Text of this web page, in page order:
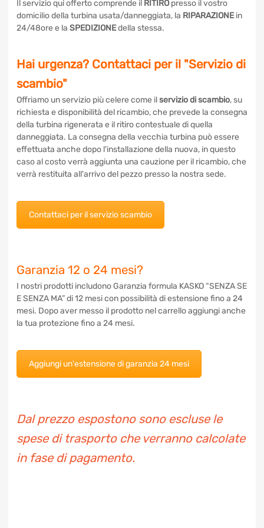
Il servizio qui offerto comprende il RITIROpresso il vostro
domicilio della turbina usata/danneggiata, la RIPARAZIONEin
24/48ore e la SPEDIZIONEdella stessa.
Hai urgenza? Contattaci per il "Servizio di
scambio"
Offriamo un servizio più celere come ilservizio di scambio, su
richiesta e disponibilità del ricambio, che prevede la consegna
della turbina rigenerata e il ritiro contestuale di quella
danneggiata. La consegna della vecchia turbina può essere
effettuata anche dopo l'installazione della nuova, in questo
caso al costo verrà aggiunta una cauzione per il ricambio, che
verrà restituita all'arrivo del pezzo presso la nostra sede.
Contattaci per il servizio scambio
Garanzia 12 o 24 mesi?
I nostri prodotti includono Garanzia formula KASKO “SENZA SE
E SENZA MA” di 12 mesi con possibilità di estensione fino a 24
mesi. Dopo aver messo il prodotto nel carrello aggiungi anche
la tua protezione fino a 24 mesi.
Aggiungi un'estensione di garanzia 24 mesi
Dal prezzo espostono sono escluse le
spese di trasporto che verranno calcolate
in fase di pagamento.